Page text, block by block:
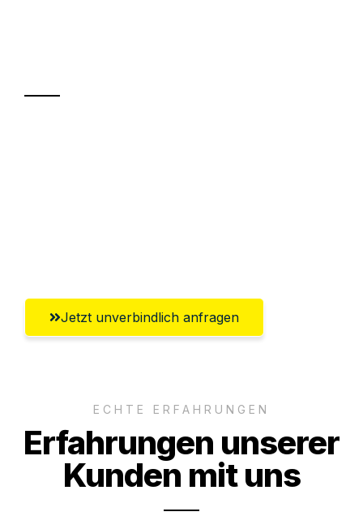
Jetzt unverbindlich anfragen
ECHTE ERFAHRUNGEN
Erfahrungen unserer
Kunden mit uns